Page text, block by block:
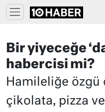
Bir yiyeceğe
habercisi mi?
Hamileliğe özgü
çikolata, pizza